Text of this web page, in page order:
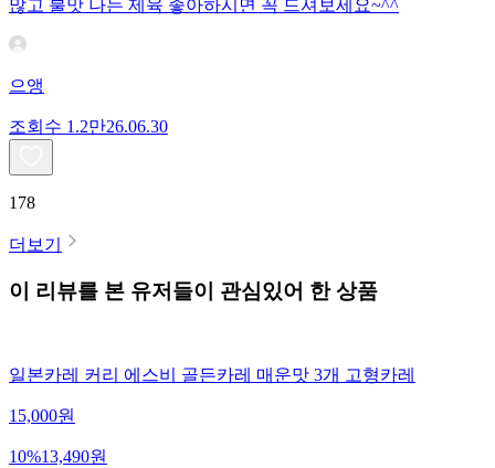
많고 불맛 나는 제육 좋아하시면 꼭 드셔보세요~^^
으앵
조회수 1.2만26.06.30
178
더보기
이 리뷰를 본 유저들이 관심있어 한 상품
일본카레 커리 에스비 골든카레 매운맛 3개 고형카레
15,000원
10%13,490원